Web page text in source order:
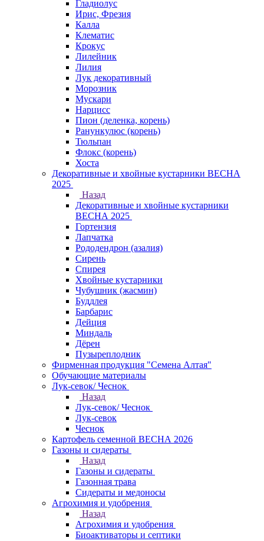
Гладиолус
Ирис, Фрезия
Калла
Клематис
Крокус
Лилейник
Лилия
Лук декоративный
Морозник
Мускари
Нарцисс
Пион (деленка, корень)
Ранункулюс (корень)
Тюльпан
Флокс (корень)
Хоста
Декоративные и хвойные кустарники ВЕСНА
2025
Назад
Декоративные и хвойные кустарники
ВЕСНА 2025
Гортензия
Лапчатка
Рододендрон (азалия)
Сирень
Спирея
Хвойные кустарники
Чубушник (жасмин)
Буддлея
Барбарис
Дейция
Миндаль
Дёрен
Пузыреплодник
Фирменная продукция "Семена Алтая"
Обучающие материалы
Лук-севок/ Чеснок
Назад
Лук-севок/ Чеснок
Лук-севок
Чеснок
Картофель семенной ВЕСНА 2026
Газоны и сидераты
Назад
Газоны и сидераты
Газонная трава
Сидераты и медоносы
Агрохимия и удобрения
Назад
Агрохимия и удобрения
Биоактиваторы и септики